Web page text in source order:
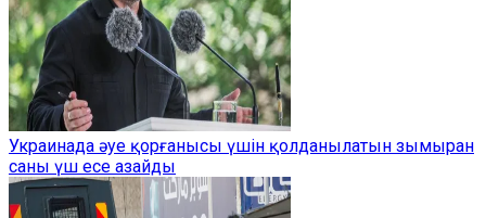
Украинада әуе қорғанысы үшін қолданылатын зымыран
саны үш есе азайды